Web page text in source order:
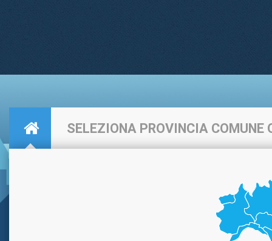
SELEZIONA PROVINCIA COMUNE